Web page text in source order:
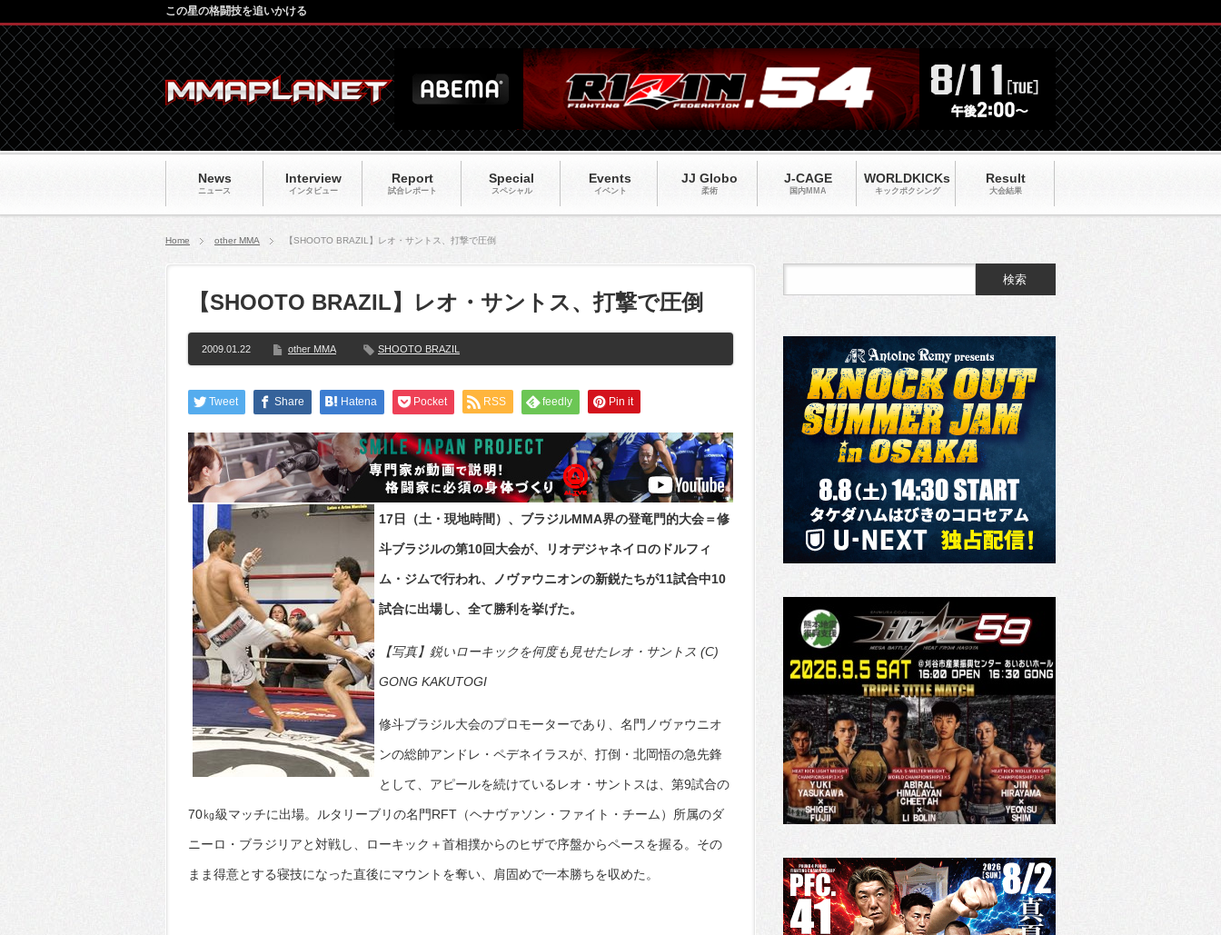
News
ニュース
Interview
インタビュー
Report
試合レポート
Special
スペシャル
Events
イベント
JJ Globo
柔術
J-CAGE
国内MMA
WORLDKICKs
キックポクシング
Result
大会結果
この星の格闘技を追いかける
Home other MMA 【SHOOTO BRAZIL】レオ・サントス、打撃で圧倒
【SHOOTO BRAZIL】レオ・サントス、打撃で圧倒
2009.01.22 other MMA SHOOTO BRAZIL
Tweet Share Hatena Pocket RSS feedly Pin it
17日（土・現地時間）、ブラジルMMA界の登竜門的大会＝修
斗ブラジルの第10回大会が、リオデジャネイロのドルフィ
ム・ジムで行われ、ノヴァウニオンの新鋭たちが11試合中10
試合に出場し、全て勝利を挙げた。
【写真】鋭いローキックを何度も見せたレオ・サントス (C)
GONG KAKUTOGI
修斗ブラジル大会のプロモーターであり、名門ノヴァウニオ
ンの総帥アンドレ・ペデネイラスが、打倒・北岡悟の急先鋒
として、アピールを続けているレオ・サントスは、第9試合の
70㎏級マッチに出場。ルタリーブリの名門RFT（ヘナヴァソン・ファイト・チーム）所属のダ
ニーロ・ブラジリアと対戦し、ローキック＋首相撲からのヒザで序盤からペースを握る。その
まま得意とする寝技になった直後にマウントを奪い、肩固めで一本勝ちを収めた。